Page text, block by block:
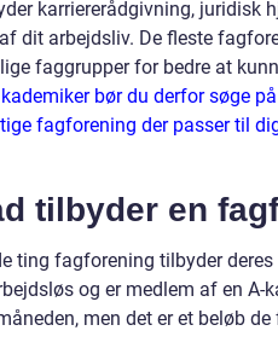
karriererådgivning, juridisk
dit arbejdsliv. De fleste
faggrupper for bedre at
bør du derfor søge
fagforening der passer til
tilbyder en
ting fagforening tilbyder
og er medlem af en
men det er et beløb